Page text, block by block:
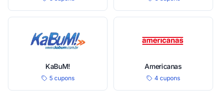
KaBuM!
5 cupons
Americanas
4 cupons